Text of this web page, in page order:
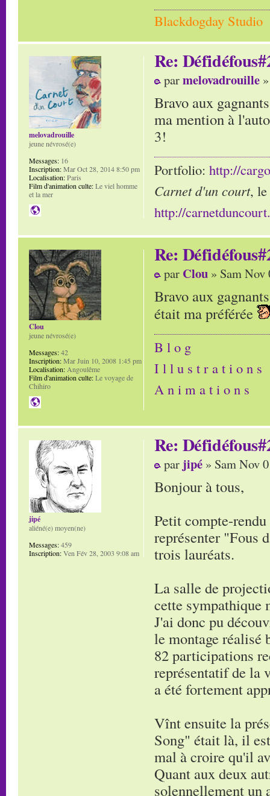
Blackdogday Studio
Re:
parmelovadrouille
Bravo aux
ma mention à
3!
Portfolio: http://
Carnet d'un court,
http://
melovadrouille
jeune névrosé(e)
Messages: 16
Inscription:Mar Oct 28, 2014 8:50 pm
Localisation:Paris
Film d'animation culte:Le viel homme
et la mer
Re:
par Clou » Sam Nov
Bravo aux
était ma préférée
B l o g
I l l u s t r a t i o n s
A n i m a t i o n s
Clou
jeune névrosé(e)
Messages:42
Inscription:Mar Juin 10, 2008 1:45 pm
Localisation: Angoulême
Film d'animation culte:Le voyage de
Chihiro
Re:
par jipé » Sam Nov
Bonjour à tous,
Petit compte-
représenter "Fous
trois lauréats.
La salle de
cette sympathique
J'ai donc pu
le montage réalisé
82 participations
représentatif de la
a été fortement
Vînt ensuite la
Song" était là, il
mal à croire qu'il
Quant aux deux
solennellement un
jipé
aliéné(e) moyen(ne)
Messages:459
Inscription:Ven Fév 28, 2003 9:08 am